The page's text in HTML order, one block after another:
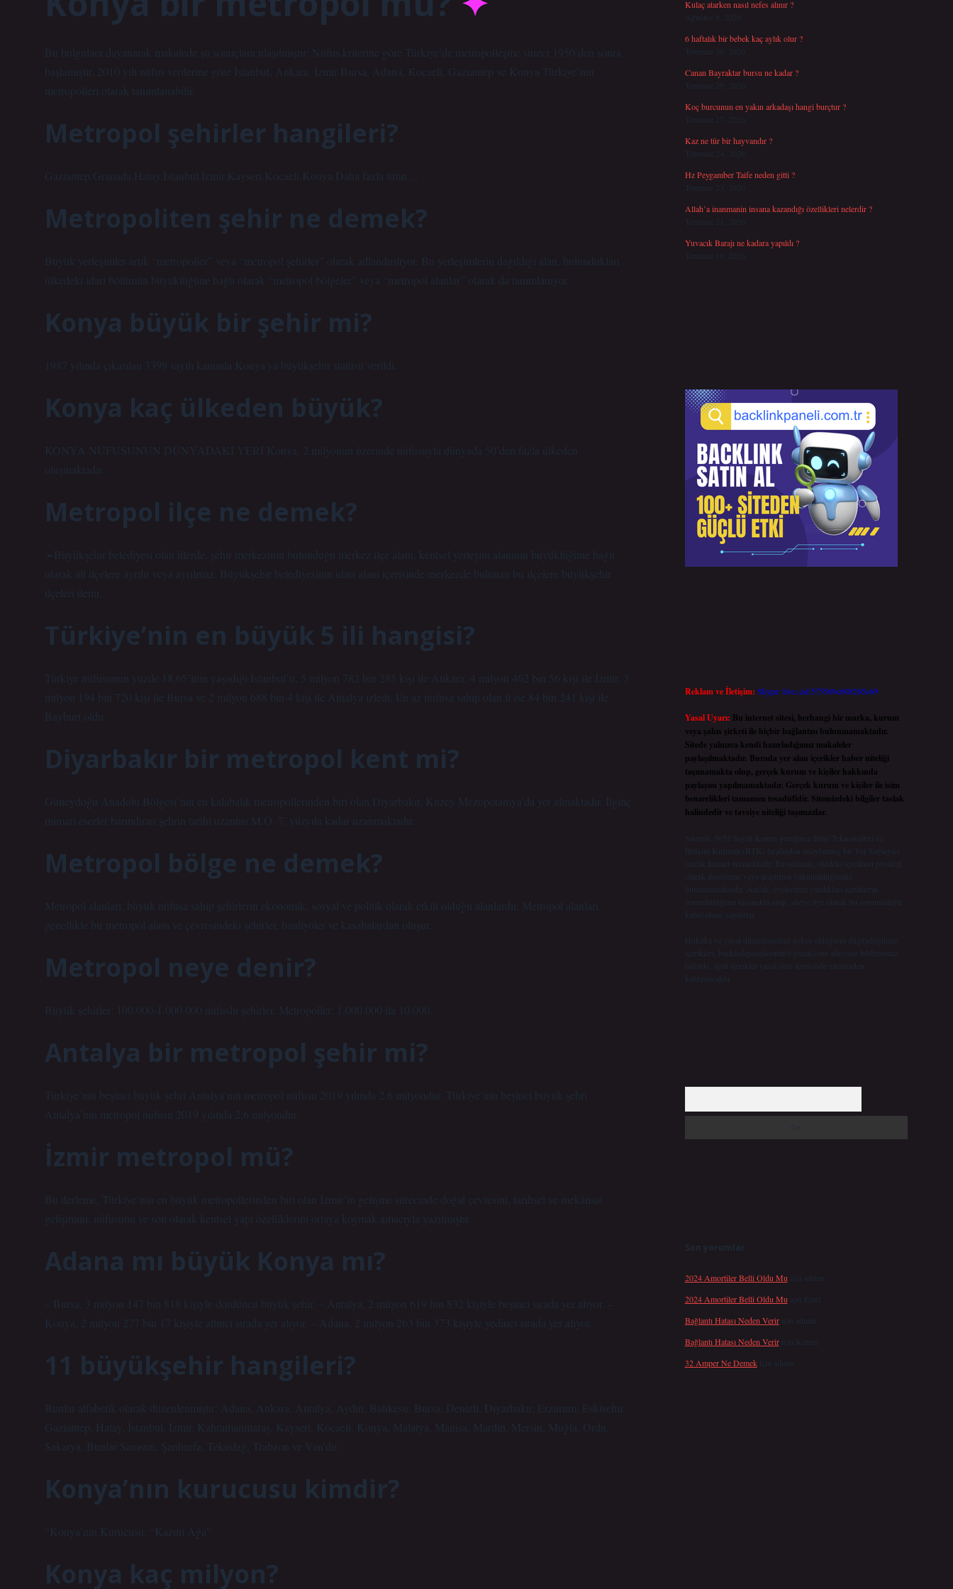
Bu bulgulara dayanarak makalede şu sonuçlara ulaşılmıştır: Nüfus kriterine göre Türkiye’de metropolleşme süreci 1950’den sonra
başlamıştır. 2010 yılı nüfus verilerine göre İstanbul, Ankara, İzmir Bursa, Adana, Kocaeli, Gaziantep ve Konya Türkiye’nin
metropolleri olarak tanımlanabilir.
Metropol şehirler hangileri?
Gaziantep.Granada.Hatay.İstanbul.İzmir.Kayseri.Kocaeli.Konya.Daha fazla ürün…
Metropoliten şehir ne demek?
Büyük yerleşimler artık “metropoller” veya “metropol şehirler” olarak adlandırılıyor. Bu yerleşimlerin dağıldığı alan, bulundukları
ülkedeki idari bölümün büyüklüğüne bağlı olarak “metropol bölgeler” veya “metropol alanlar” olarak da tanımlanıyor.
Konya büyük bir şehir mi?
1987 yılında çıkarılan 3399 sayılı kanunla Konya’ya büyükşehir statüsü verildi.
Konya kaç ülkeden büyük?
KONYA NÜFUSUNUN DÜNYADAKİ YERİ Konya, 2 milyonun üzerinde nüfusuyla dünyada 50’den fazla ülkeden
oluşmaktadır.
Metropol ilçe ne demek?
➢Büyükşehir belediyesi olan illerde, şehir merkezinin bulunduğu merkez ilçe alanı, kentsel yerleşim alanının büyüklüğüne bağlı
olarak alt ilçelere ayrılır veya ayrılmaz. Büyükşehir belediyesinin idari alanı içerisinde merkezde bulunan bu ilçelere büyükşehir
ilçeleri denir.
Türkiye’nin en büyük 5 ili hangisi?
Türkiye nüfusunun yüzde 18,65’inin yaşadığı İstanbul’u, 5 milyon 782 bin 285 kişi ile Ankara, 4 milyon 462 bin 56 kişi ile İzmir, 3
milyon 194 bin 720 kişi ile Bursa ve 2 milyon 688 bin 4 kişi ile Antalya izledi. En az nüfusa sahip olan il ise 84 bin 241 kişi ile
Bayburt oldu.
Diyarbakır bir metropol kent mi?
Güneydoğu Anadolu Bölgesi’nin en kalabalık metropollerinden biri olan Diyarbakır, Kuzey Mezopotamya’da yer almaktadır. İlginç
mimari eserler barındıran şehrin tarihi uzantısı M.Ö. 7. yüzyıla kadar uzanmaktadır.
Metropol bölge ne demek?
Metropol alanları, büyük nüfusa sahip şehirlerin ekonomik, sosyal ve politik olarak etkili olduğu alanlardır. Metropol alanları
genellikle bir metropol alanı ve çevresindeki şehirler, banliyöler ve kasabalardan oluşur.
Metropol neye denir?
Büyük şehirler: 100.000-1.000.000 nüfuslu şehirler. Metropoller: 1.000.000 ila 10.000.
Antalya bir metropol şehir mi?
Türkiye’nin beşinci büyük şehri Antalya’nın metropol nüfusu 2019 yılında 2,6 milyondur. Türkiye’nin beşinci büyük şehri
Antalya’nın metropol nüfusu 2019 yılında 2,6 milyondur.
İzmir metropol mü?
Bu derleme, Türkiye’nin en büyük metropollerinden biri olan İzmir’in gelişme sürecinde doğal çevresini, tarihsel ve mekânsal
gelişimini, nüfusunu ve son olarak kentsel yapı özelliklerini ortaya koymak amacıyla yazılmıştır.
Adana mı büyük Konya mı?
– Bursa, 3 milyon 147 bin 818 kişiyle dördüncü büyük şehir. – Antalya, 2 milyon 619 bin 832 kişiyle beşinci sırada yer alıyor. –
Konya, 2 milyon 277 bin 17 kişiyle altıncı sırada yer alıyor. – Adana, 2 milyon 263 bin 373 kişiyle yedinci sırada yer alıyor.
11 büyükşehir hangileri?
Bunlar alfabetik olarak düzenlenmiştir; Adana, Ankara, Antalya, Aydın, Balıkesir, Bursa, Denizli, Diyarbakır, Erzurum, Eskisehir,
Gaziantep, Hatay, İstanbul, İzmir, Kahramanmaraş, Kayseri, Kocaeli, Konya, Malatya, Manisa, Mardin, Mersin, Muğla, Ordu,
Sakarya, Bunlar Samsun, Şanlıurfa, Tekirdağ, Trabzon ve Van’dır.
Konya’nın kurucusu kimdir?
“Konya’nın Kurucusu; “Kazım Ağa”
Konya kaç milyon?
Kulaç atarken nasıl nefes alınır ?
Ağustos 6, 2026
6 haftalık bir bebek kaç aylık olur ?
Temmuz 30, 2026
Canan Bayraktar bursu ne kadar ?
Temmuz 29, 2026
Koç burcunun en yakın arkadaşı hangi burçtur ?
Temmuz 27, 2026
Kaz ne tür bir hayvandır ?
Temmuz 24, 2026
Hz Peygamber Taife neden gitti ?
Temmuz 23, 2026
Allah’a inanmanin insana kazandığı özellikleri nelerdir ?
Temmuz 21, 2026
Yuvacık Barajı ne kadara yapıldı ?
Temmuz 19, 2026
Reklam ve İletişim: Skype: live:.cid.575569c608265c69
Yasal Uyarı: Bu internet sitesi, herhangi bir marka, kurum
veya şahıs şirketi ile hiçbir bağlantısı bulunmamaktadır.
Sitede yalnızca kendi hazırladığımız makaleler
paylaşılmaktadır. Burada yer alan içerikler haber niteliği
taşımamakta olup, gerçek kurum ve kişiler hakkında
paylaşım yapılmamaktadır. Gerçek kurum ve kişiler ile isim
benzerlikleri tamamen tesadüfidir. Sitemizdeki bilgiler taslak
halindedir ve tavsiye niteliği taşımazlar.
Sitemiz, 5651 Sayılı Kanun gereğince Bilgi Teknolojileri ve
İletişim Kurumu (BTK) tarafından onaylanmış bir Yer Sağlayıcı
olarak hizmet vermektedir. Bu nedenle, sitedeki içerikleri proaktif
olarak denetleme veya araştırma yükümlülüğümüz
bulunmamaktadır. Ancak, üyelerimiz yazdıkları içeriklerin
sorumluluğunu taşımakta olup, siteye üye olarak bu sorumluluğu
kabul etmiş sayılırlar.
Hukuka ve yasal düzenlemelere aykırı olduğunu düşündüğünüz
içerikleri, backlinkpanelicomtr@gmail.com
adresine bildirmeniz
halinde, ilgili içerikler yasal süre içerisinde sitemizden
kaldırılacaktır.
Son yorumlar
2024 Amortiler Belli Oldu Mu için
admin
2024 Amortiler Belli Oldu Mu için Emel
Bağlantı Hatası Neden Veririçin
admin
Bağlantı Hatası Neden Veririçin Kerem
32 Amper Ne Demekiçin admin